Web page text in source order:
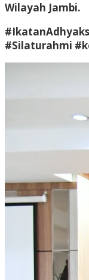
Wilayah Jambi.
#Silaturahmi